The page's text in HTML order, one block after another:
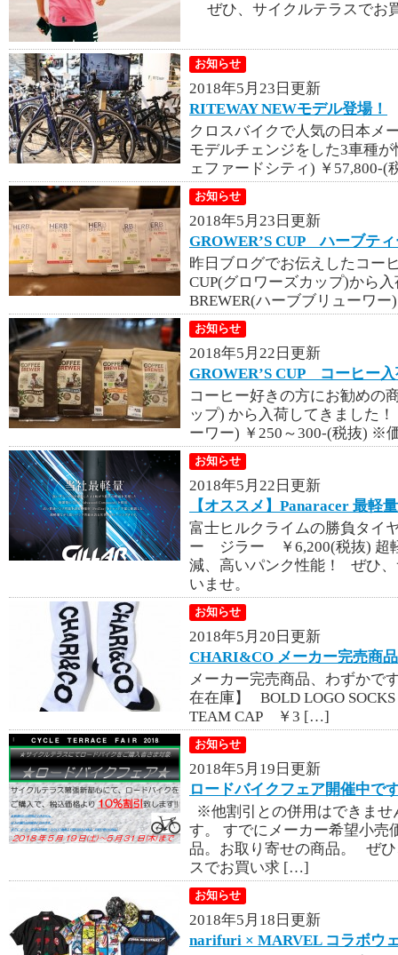
ぜひ、サイクルテラスでお
お知らせ
2018年5月23日更新
RITEWAY NEWモデル登場！
クロスバイクで人気の日本メ
モデルチェンジをした3車種
ェファードシティ) ￥57,800-
お知らせ
2018年5月23日更新
GROWER’S CUP ハーブテ
昨日ブログでお伝えしたコー
CUP(グロワーズカップ)から
BREWER(ハーブブリューワ
お知らせ
2018年5月22日更新
GROWER’S CUP コーヒー
コーヒー好きの方にお勧めの
ップ) から入荷してきました
ーワー) ￥250～300-(税抜) ※
お知らせ
2018年5月22日更新
【オススメ】Panaracer 最軽
富士ヒルクライムの勝負タイ
ー ジラー ￥6,200(税抜) 超
減、高いパンク性能！ ぜひ
いませ。
お知らせ
2018年5月20日更新
CHARI&CO メーカー完売商
メーカー完売商品、わずかで
在在庫】 BOLD LOGO
TEAM CAP ￥3 […]
お知らせ
2018年5月19日更新
ロードバイクフェア開催中で
※他割引との併用はできませ
す。 すでにメーカー希望小売
品。お取り寄せの商品。 ぜ
スでお買い求 […]
お知らせ
2018年5月18日更新
narifuri × MARVEL コラボウ